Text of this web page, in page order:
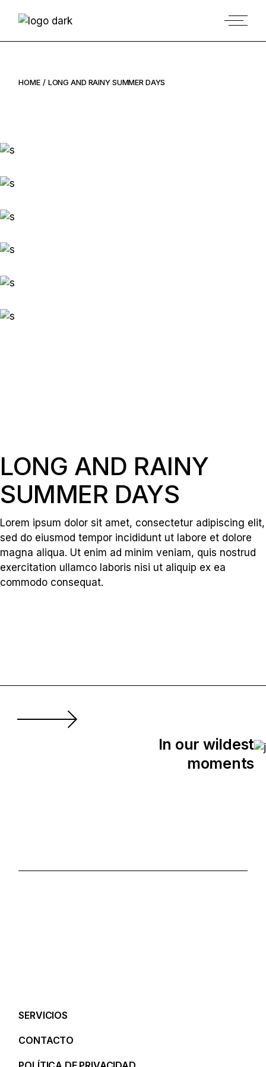
HOME LONG AND RAINY SUMMER DAYS
LONG AND RAINY
SUMMER DAYS
Lorem ipsum dolor sit amet, consectetur adipiscing elit,
sed do eiusmod tempor incididunt ut labore et dolore
magna aliqua. Ut enim ad minim veniam, quis nostrud
exercitation ullamco laboris nisi ut aliquip ex ea
commodo consequat.
In our wildest
moments
SERVICIOS
CONTACTO